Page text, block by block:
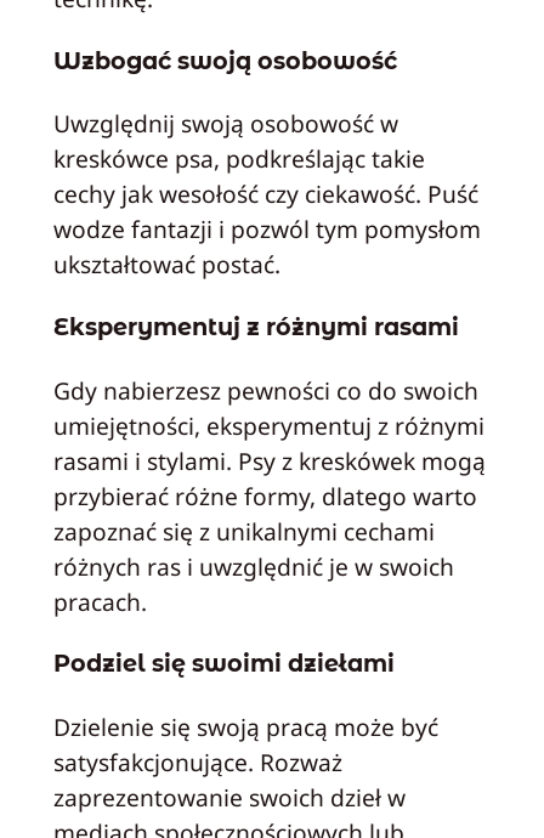
Wzbogać swoją osobowość
Uwzględnij swoją osobowość w
kreskówce psa, podkreślając takie
cechy jak wesołość czy ciekawość. Puść
wodze fantazji i pozwól tym pomysłom
ukształtować postać.
Eksperymentuj z różnymi rasami
Gdy nabierzesz pewności co do swoich
umiejętności, eksperymentuj z różnymi
rasami i stylami. Psy z kreskówek mogą
przybierać różne formy, dlatego warto
zapoznać się z unikalnymi cechami
różnych ras i uwzględnić je w swoich
pracach.
Podziel się swoimi dziełami
Dzielenie się swoją pracą może być
satysfakcjonujące. Rozważ
zaprezentowanie swoich dzieł w